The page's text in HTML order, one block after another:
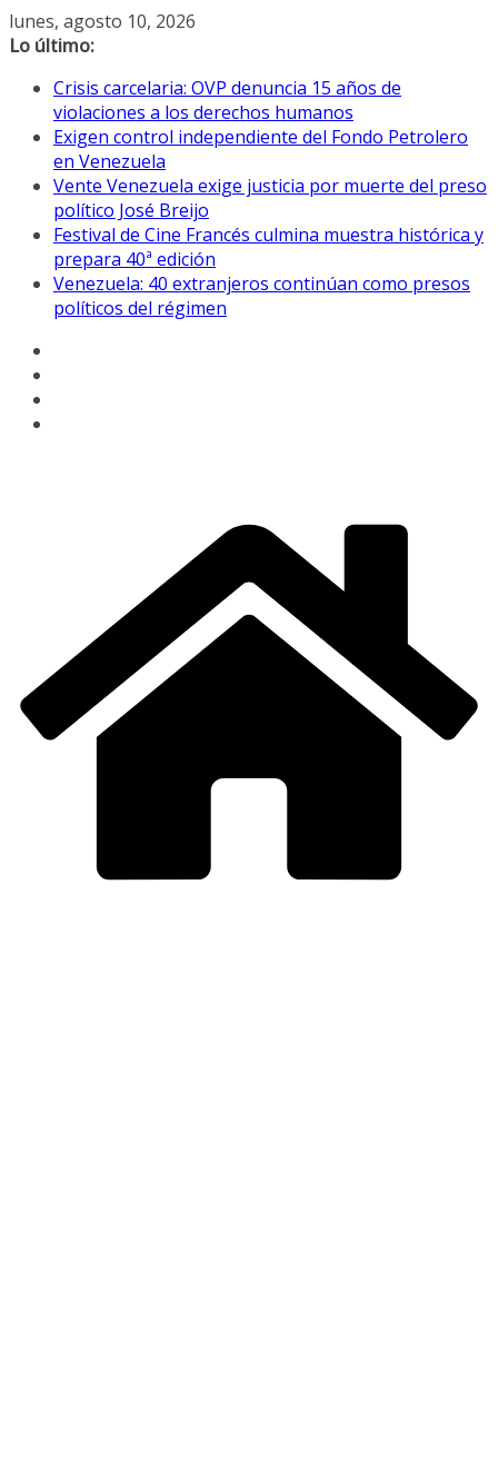
Saltar
al
lunes, agosto 10, 2026
Lo último:
Crisis carcelaria: OVP denuncia 15 años de
violaciones a los derechos humanos
Exigen control independiente del Fondo Petrolero
en Venezuela
Vente Venezuela exige justicia por muerte del preso
político José Breijo
Festival de Cine Francés culmina muestra histórica y
prepara 40ª edición
Venezuela: 40 extranjeros continúan como presos
políticos del régimen